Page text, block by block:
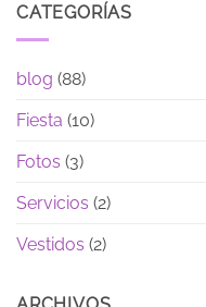
CATEGORÍAS
blog (88)
Fiesta (10)
Fotos (3)
Servicios (2)
Vestidos (2)